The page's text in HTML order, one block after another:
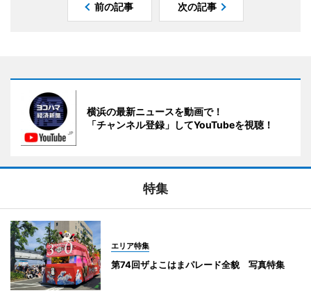
前の記事 次の記事
横浜の最新ニュースを動画で！
「チャンネル登録」してYouTubeを視聴！
特集
エリア特集
第74回ザよこはまパレード全貌 写真特集